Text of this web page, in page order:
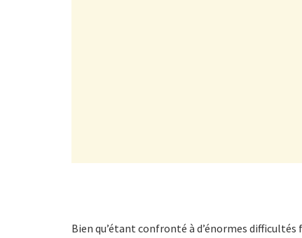
Bien qu’étant confronté à d’énormes